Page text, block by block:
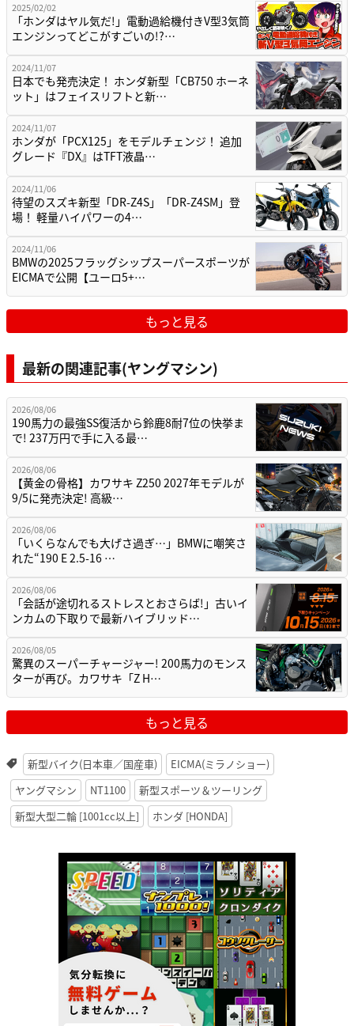
2025/02/02
「ホンダはヤル気だ!」電動過給機付きV型3気筒
エンジンってどこがすごいの!?…
2024/11/07
日本でも発売決定！ ホンダ新型「CB750 ホーネ
ット」はフェイスリフトと新…
2024/11/07
ホンダが「PCX125」をモデルチェンジ！ 追加
グレード『DX』はTFT液晶…
2024/11/06
待望のスズキ新型「DR-Z4S」「DR-Z4SM」登
場！ 軽量ハイパワーの4…
2024/11/06
BMWの2025フラッグシップスーパースポーツが
EICMAで公開【ユーロ5+…
もっと見る
最新の関連記事(ヤングマシン)
2026/08/06
190馬力の最強SS復活から鈴鹿8耐7位の快挙ま
で! 237万円で手に入る最…
2026/08/06
【黄金の骨格】カワサキ Z250 2027年モデルが
9/5に発売決定! 高級…
2026/08/06
「いくらなんでも大げさ過ぎ…」BMWに嘲笑さ
れた“190 E 2.5-16 …
2026/08/06
「会話が途切れるストレスとおさらば!」古いイ
ンカムの下取りで最新ハイブリッド…
2026/08/05
驚異のスーパーチャージャー! 200馬力のモンス
ターが再び。カワサキ「Z H…
もっと見る
新型バイク(日本車／国産車)
EICMA(ミラノショー)
ヤングマシン
NT1100
新型スポーツ＆ツーリング
新型大型二輪 [1001cc以上]
ホンダ [HONDA]